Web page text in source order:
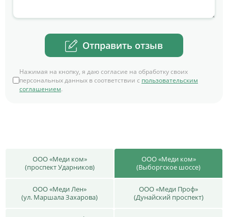
Отправить отзыв
Нажимая на кнопку, я даю согласие на обработку своих
персональных данных в соответствии с пользовательским
соглашением.
ООО «Меди ком»
(проспект Ударников)
ООО «Меди ком»
(Выборгское шоссе)
ООО «Меди Лен»
(ул. Маршала Захарова)
ООО «Меди Проф»
(Дунайский проспект)